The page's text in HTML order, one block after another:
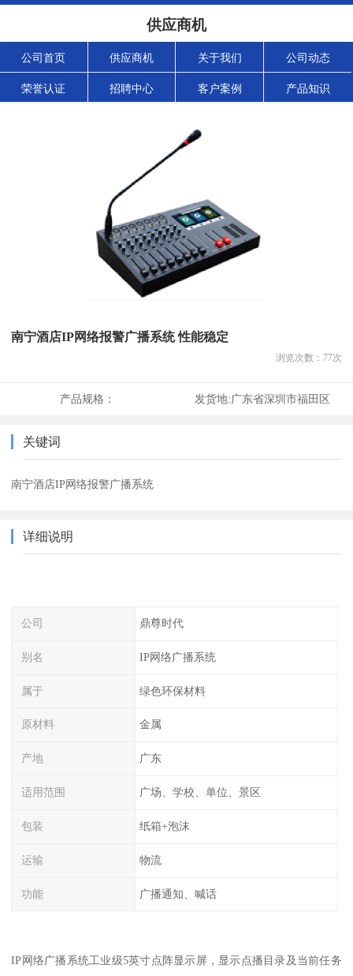
供应商机
公司首页 供应商机 关于我们 公司动态
荣誉认证 招聘中心 客户案例 产品知识
南宁酒店IP网络报警广播系统 性能稳定
浏览次数： 77次
产品规格： 发货地:广东省深圳市福田区
关键词
南宁酒店IP网络报警广播系统
详细说明
公司 鼎尊时代
别名 IP网络广播系统
属于 绿色环保材料
原材料 金属
产地 广东
适用范围 广场、学校、单位、景区
包装 纸箱+泡沫
运输 物流
功能 广播通知、喊话
IP网络广播系统工业级5英寸点阵显示屏，显示点播目录及当前任务